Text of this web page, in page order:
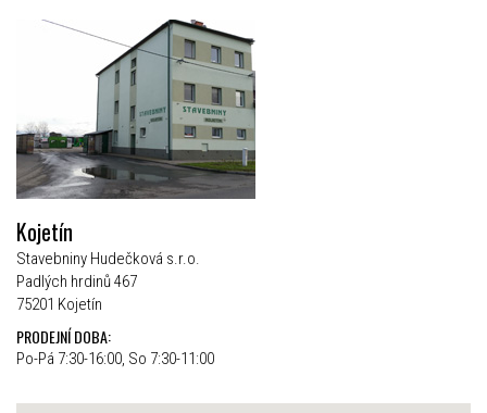
Kojetín
Stavebniny Hudečková s.r.o.
Padlých hrdinů 467
75201 Kojetín
PRODEJNÍ DOBA:
Po-Pá 7:30-16:00, So 7:30-11:00